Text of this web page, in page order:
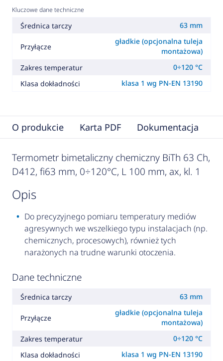
Kluczowe dane techniczne
Średnica tarczy 63 mm
Przyłącze
gładkie (opcjonalna tuleja
montażowa)
Zakres temperatur
0÷120 °C
Klasa dokładności
klasa 1 wg PN-EN 13190
O produkcie Karta PDF Dokumentacja
Termometr bimetaliczny chemiczny BiTh 63 Ch,
D412, fi63 mm, 0÷120°C, L 100 mm, ax, kl. 1
opis
Do precyzyjnego pomiaru temperatury mediów
agresywnych we wszelkiego typu instalacjach (np.
chemicznych, procesowych), również tych
narażonych na trudne warunki otoczenia.
Dane techniczne
Średnica tarczy 63 mm
Przyłącze
gładkie (opcjonalna tuleja
montażowa)
Zakres temperatur
0÷120 °C
Klasa dokładności
klasa 1 wg PN-EN 13190